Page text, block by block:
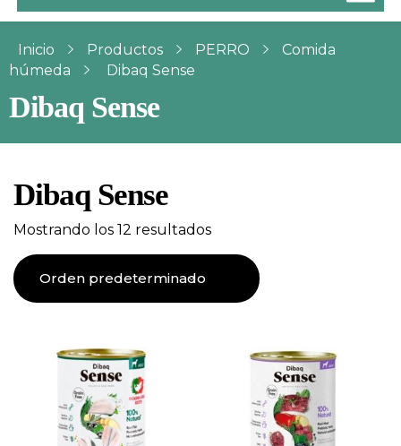
Inicio Productos PERRO
Comida
húmeda
Dibaq Sense
Dibaq Sense
Dibaq Sense
Mostrando los 12 resultados